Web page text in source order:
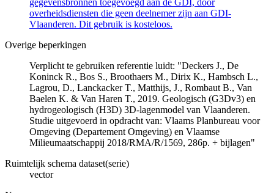
overheidsdiensten die geen deelnemer zijn aan GDI-
Vlaanderen. Dit gebruik is kosteloos.
Overige beperkingen
Verplicht te gebruiken referentie luidt: "Deckers J., De
Koninck R., Bos S., Broothaers M., Dirix K., Hambsch L.,
Lagrou, D., Lanckacker T., Matthijs, J., Rombaut B., Van
Baelen K. & Van Haren T., 2019. Geologisch (G3Dv3) en
hydrogeologisch (H3D) 3D-lagenmodel van Vlaanderen.
Studie uitgevoerd in opdracht van: Vlaams Planbureau voor
Omgeving (Departement Omgeving) en Vlaamse
Milieumaatschappij 2018/RMA/R/1569, 286p. + bijlagen"
Ruimtelijk schema dataset(serie)
vector